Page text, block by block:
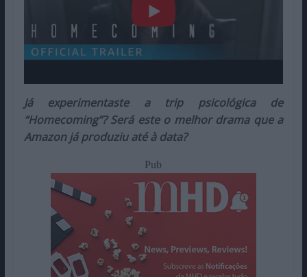
Já experimentaste a trip psicológica de
“Homecoming”? Será este o melhor drama que a
Amazon já produziu até à data?
Pub